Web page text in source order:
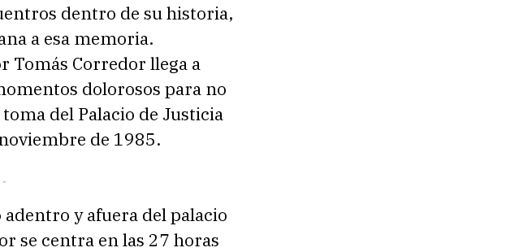
dentro de su historia,
a esa memoria.
Tomás Corredor llega a
dolorosos para no
del Palacio de Justicia
de 1985.
-
y afuera del palacio
se centra en las 27 horas